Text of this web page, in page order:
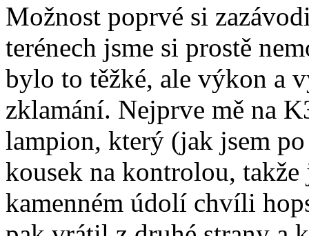
Možnost poprvé si
terénech jsme si prostě
bylo to těžké, ale výkon a
zklamání. Nejprve mě na
lampion, který (jak jsem
kousek na kontrolou, takže
kamenném údolí chvíli